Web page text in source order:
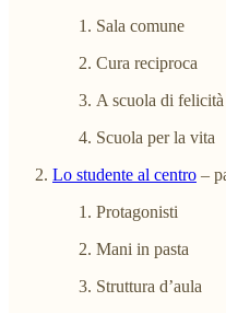
Sala comune
Cura reciproca
A scuola di felicità
Scuola per la vita
Lo studente al centro –
Protagonisti
Mani in pasta
Struttura d’aula